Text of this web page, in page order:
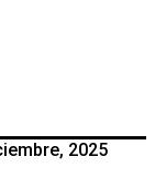
2025